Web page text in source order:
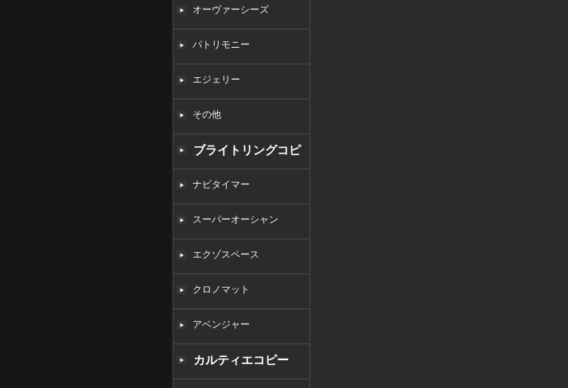
オーヴァーシーズ
パトリモニー
エジェリー
その他
ブライトリングコピ
ー ナビタイマー
スーパーオーシャン
エクゾスペース
クロノマット
アベンジャー
カルティエコピー